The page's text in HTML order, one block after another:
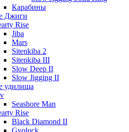
Карабины
Джиги
Rise
Jiba
Mars
Sitenkiba 2
Sitenkiba III
Slow Deep II
Slow Jigging II
удилища
Seashore Man
Rise
Black Diamond II
Gyoluck